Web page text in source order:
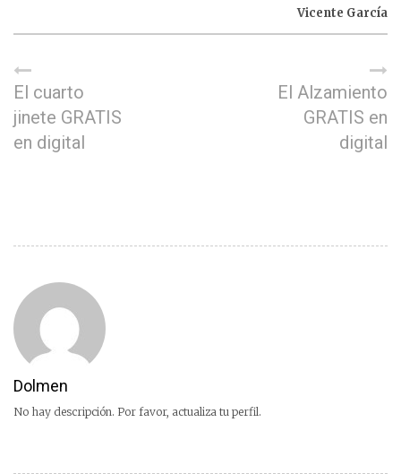
Vicente García
El cuarto
jinete GRATIS
en digital
El Alzamiento
GRATIS en
digital
Dolmen
No hay descripción. Por favor, actualiza tu perfil.